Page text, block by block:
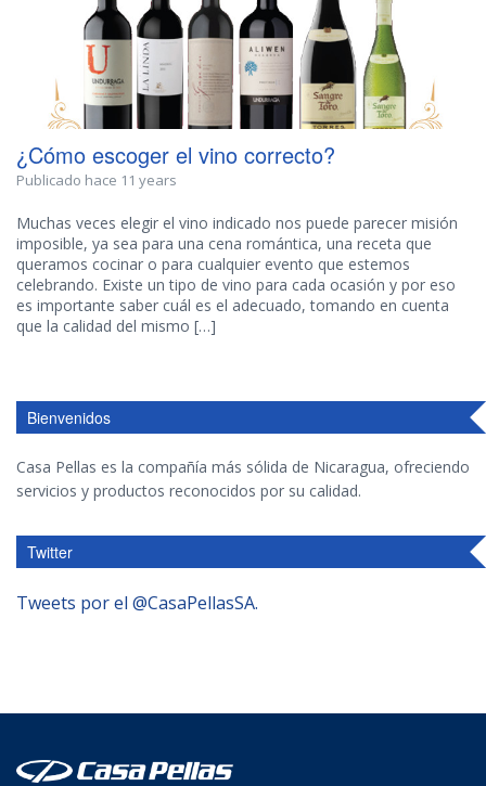
¿Cómo escoger el vino correcto?
Publicado hace 11 years
Muchas veces elegir el vino indicado nos puede parecer misión
imposible, ya sea para una cena romántica, una receta que
queramos cocinar o para cualquier evento que estemos
celebrando. Existe un tipo de vino para cada ocasión y por eso
es importante saber cuál es el adecuado, tomando en cuenta
que la calidad del mismo […]
Bienvenidos
Casa Pellas es la compañía más sólida de Nicaragua, ofreciendo
servicios y productos reconocidos por su calidad.
Twitter
Tweets por el @CasaPellasSA.